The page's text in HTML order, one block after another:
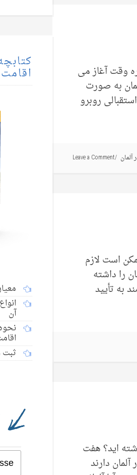
وقت آغاز می
به صورت
روبرو
آلمان Leave a Comment
است لازم
را داشته
به تأیید
اید؟ هفت
دارند
آن
ثبت